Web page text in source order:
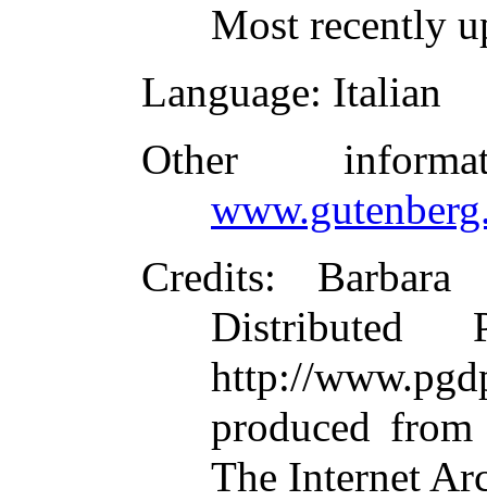
Most recently
Language: Italian
Other
Credits: Barbara
Distributed
http://
produced
The Internet